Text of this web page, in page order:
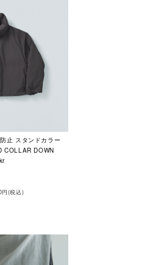
止 スタンドカラー
COLLAR DOWN
円(税込)